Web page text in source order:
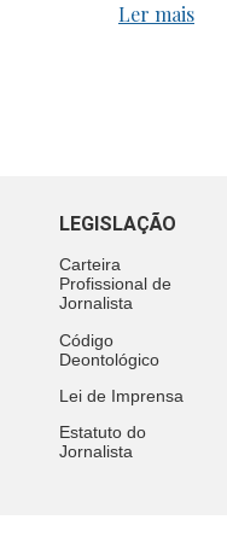
Ler mais
LEGISLAÇÃO
Carteira
Profissional de
Jornalista
Código
Deontológico
Lei de Imprensa
Estatuto do
Jornalista